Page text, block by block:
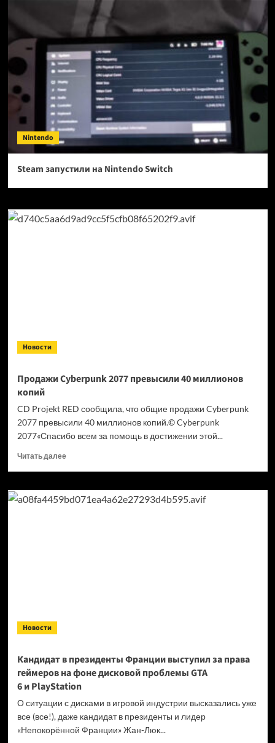
Nintendo
Steam запустили на Nintendo Switch
Новости
Продажи Cyberpunk 2077 превысили 40 миллионов
копий
CD Projekt RED сообщила, что общие продажи Cyberpunk
2077 превысили 40 миллионов копий.© Cyberpunk
2077«Спасибо всем за помощь в достижении этой...
Читать далееПрочитать
Продажи
Cyberpunk
Новости
Кандидат в президенты Франции выступил за права
геймеров на фоне дисковой проблемы GTA
6 и PlayStation
О ситуации с дисками в игровой индустрии высказались уже
все (все!), даже кандидат в президенты и лидер
«Непокорённой Франции» Жан-Люк...